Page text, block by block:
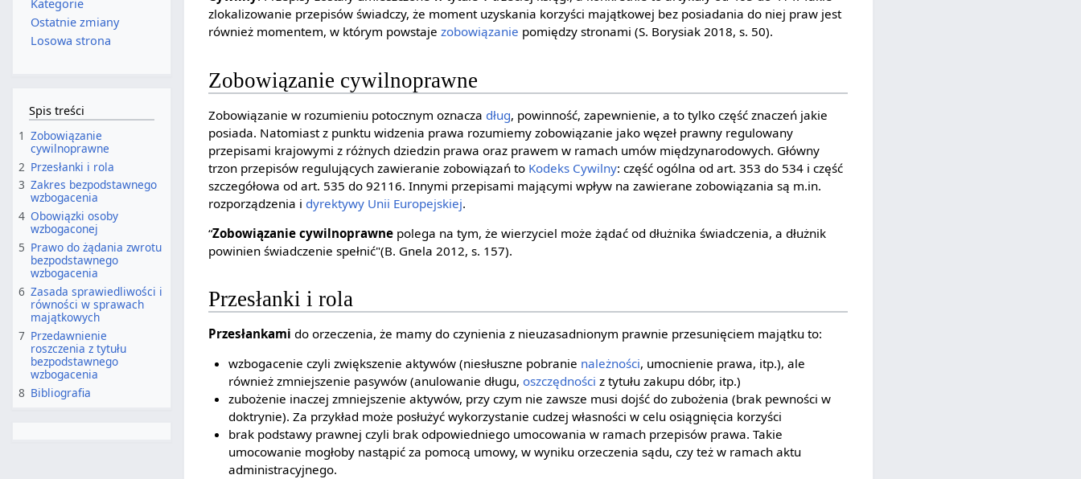
zlokalizowanie przepisów świadczy, że moment uzyskania korzyści majątkowej bez posiadania do niej praw jest
również momentem, w którym powstajezobowiązanie pomiędzy stronami (S. Borysiak 2018, s. 50).
Zobowiązanie cywilnoprawne
Zobowiązanie w rozumieniu potocznym oznacza dług, powinność, zapewnienie, a to tylko część znaczeń jakie
posiada. Natomiast z punktu widzenia prawa rozumiemy zobowiązanie jako węzeł prawny regulowany
przepisami krajowymi z różnych dziedzin prawa oraz prawem w ramach umów międzynarodowych. Główny
trzon przepisów regulujących zawieranie zobowiązań to Kodeks Cywilny: część ogólna od art. 353 do 534 i część
szczegółowa od art. 535 do 92116. Innymi przepisami mającymi wpływ na zawierane zobowiązania są m.in.
rozporządzenia i dyrektywy Unii Europejskiej.
“Zobowiązanie cywilnoprawne polega na tym, że wierzyciel może żądać od dłużnika świadczenia, a dłużnik
powinien świadczenie spełnić"(B. Gnela 2012, s. 157).
Przesłanki i rola
Przesłankami do orzeczenia, że mamy do czynienia z nieuzasadnionym prawnie przesunięciem majątku to:
wzbogacenie czyli zwiększenie aktywów (niesłuszne pobranie należności, umocnienie prawa, itp.), ale
również zmniejszenie pasywów (anulowanie długu, oszczędności z tytułu zakupu dóbr, itp.)
zubożenie inaczej zmniejszenie aktywów, przy czym nie zawsze musi dojść do zubożenia (brak pewności w
doktrynie). Za przykład może posłużyć wykorzystanie cudzej własności w celu osiągnięcia korzyści
brak podstawy prawnej czyli brak odpowiedniego umocowania w ramach przepisów prawa. Takie
umocowanie mogłoby nastąpić za pomocą umowy, w wyniku orzeczenia sądu, czy też w ramach aktu
administracyjnego.
Kategorie
Ostatnie zmiany
Losowa strona
Spis treści
1 Zobowiązanie
cywilnoprawne
2 Przesłanki i rola
3 Zakres bezpodstawnego
wzbogacenia
4 Obowiązki osoby
wzbogaconej
5 Prawo do żądania zwrotu
bezpodstawnego
wzbogacenia
6 Zasada sprawiedliwości i
równości w sprawach
majątkowych
7 Przedawnienie
roszczenia z tytułu
bezpodstawnego
wzbogacenia
8 Bibliografia